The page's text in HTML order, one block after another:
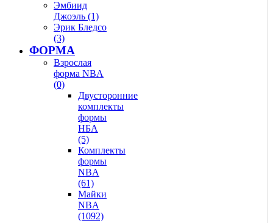
Эмбиид
Джоэль (1)
Эрик Бледсо
(3)
ФОРМА
Взрослая
форма NBA
(0)
Двусторонние
комплекты
формы
НБА
(5)
Комплекты
формы
NBA
(61)
Майки
NBA
(1092)